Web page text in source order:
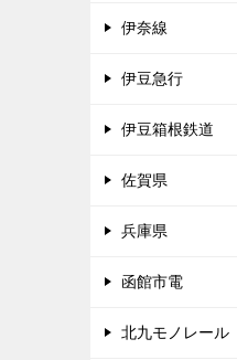
伊奈線
伊豆急行
伊豆箱根鉄道
佐賀県
兵庫県
函館市電
北九モノレール